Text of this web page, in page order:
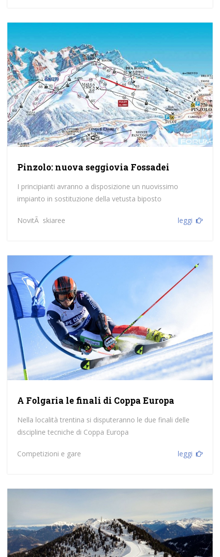
Pinzolo: nuova seggiovia Fossadei
I principianti avranno a disposizione un nuovissimo
impianto in sostituzione della vetusta biposto
NovitÃ skiaree leggi
A Folgaria le finali di Coppa Europa
Nella località trentina si disputeranno le due finali delle
discipline tecniche di Coppa Europa
Competizioni e gare leggi